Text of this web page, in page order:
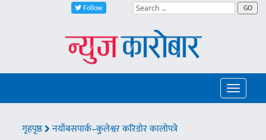
Follow GO
Toggle
गृहपृष्ठ नयाँबसपार्क–कुलेश्वर करिडोर कालोपत्रे